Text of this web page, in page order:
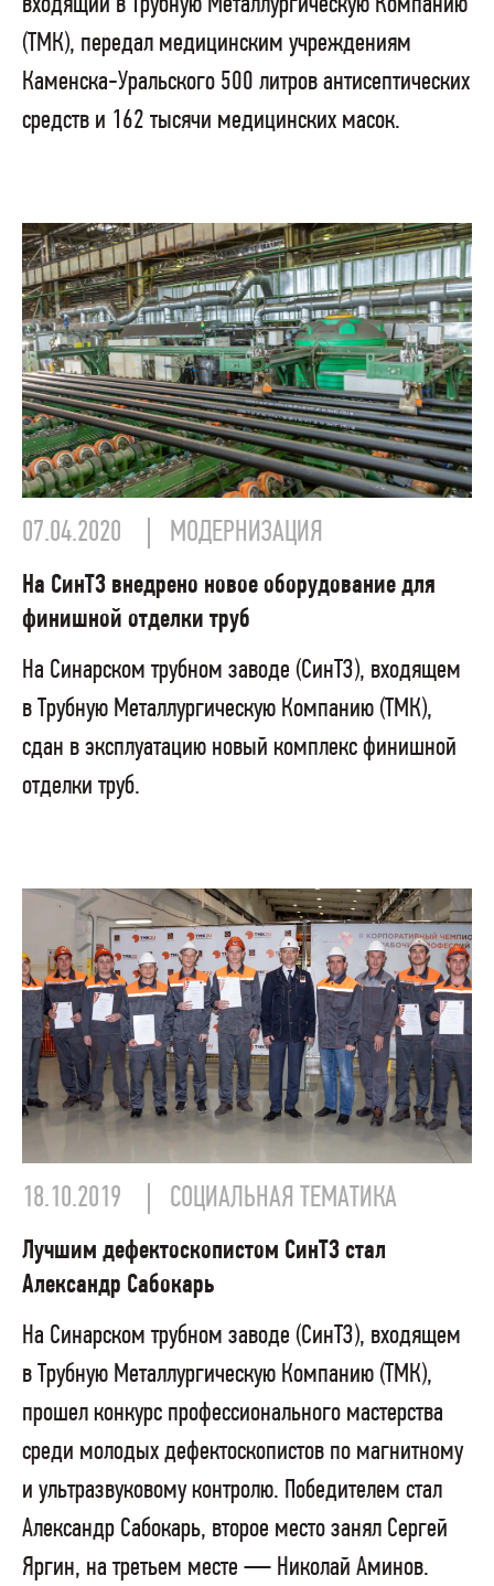
(ТМК), передал медицинским учреждениям
Каменска-Уральского 500 литров антисептических
средств и 162 тысячи медицинских масок.
07.04.2020 МОДЕРНИЗАЦИЯ
На СинТЗ внедрено новое оборудование для
финишной отделки труб
На Синарском трубном заводе (СинТЗ), входящем
в Трубную Металлургическую Компанию (ТМК),
сдан в эксплуатацию новый комплекс финишной
отделки труб.
18.10.2019 СОЦИАЛЬНАЯ ТЕМАТИКА
Лучшим дефектоскопистом СинТЗ стал
Александр Сабокарь
На Синарском трубном заводе (СинТЗ), входящем
в Трубную Металлургическую Компанию (ТМК),
прошел конкурс профессионального мастерства
среди молодых дефектоскопистов по магнитному
и ультразвуковому контролю. Победителем стал
Александр Сабокарь, второе место занял Сергей
Яргин, на третьем месте — Николай Аминов.